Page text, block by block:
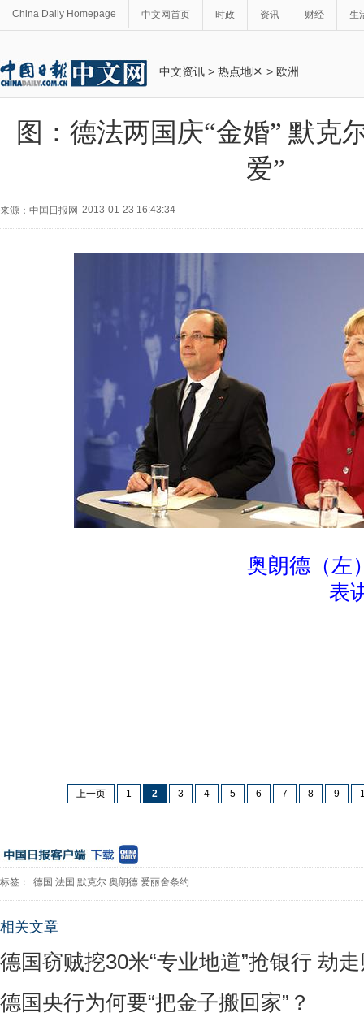
China Daily Homepage 中文网首页 时政 资讯 财经 生
中文资讯 > 热点地区 > 欧洲
图：德法两国庆“金婚” 默克
爱”
来源：中国日报网 2013-01-23 16:43:34
奥朗德（左
表
上一页 1 2 3 4 5 6 7 8 9
标签： 德国 法国 默克尔 奥朗德 爱丽舍条约
相关文章
德国窃贼挖30米“专业地道”抢银行 劫
德国央行为何要“把金子搬回家”？